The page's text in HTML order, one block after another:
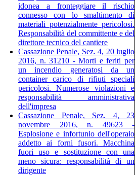
idonea a fronteggiare il rischio
connesso con lo smaltimento di
materiali potenzialmente pericolosi.
Responsabilità del committente e del
direttore tecnico del cantiere
Cassazione Penale, Sez. 4, 20 luglio
2016, n. 31210 - Morti e feriti per
un incendio generatosi da un
container carico di rifiuti speciali
pericolosi. Numerose violazioni e
responsabilità amministrativa
dell'impresa
Cassazione Penale, Sez. 4, 23
novembre 2016, n. 49623 -
Esplosione e infortunio dell'operaio
addetto ai forni fusori. Macchina
fuori uso e sostituzione con una
meno sicura: responsabilità di un
dirigente